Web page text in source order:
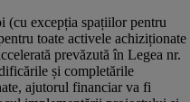
(cu excepția spațiilor pentru
toate activele achiziționate
prevăzută în Legea nr.
și completările
ajutorul financiar va fi